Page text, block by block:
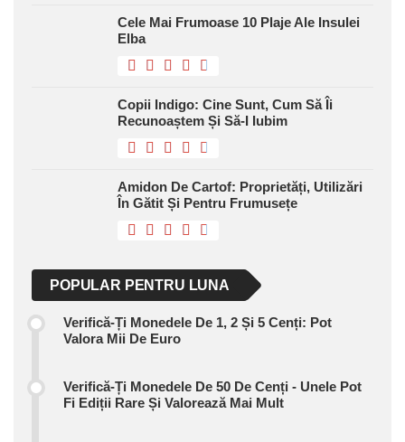
Cele Mai Frumoase 10 Plaje Ale Insulei
Elba
Copii Indigo: Cine Sunt, Cum Să Îi
Recunoaștem Și Să-I Iubim
Amidon De Cartof: Proprietăți, Utilizări
În Gătit Și Pentru Frumusețe
POPULAR PENTRU LUNA
Verifică-Ți Monedele De 1, 2 Și 5 Cenți: Pot
Valora Mii De Euro
Verifică-Ți Monedele De 50 De Cenți - Unele Pot
Fi Ediții Rare Și Valorează Mai Mult